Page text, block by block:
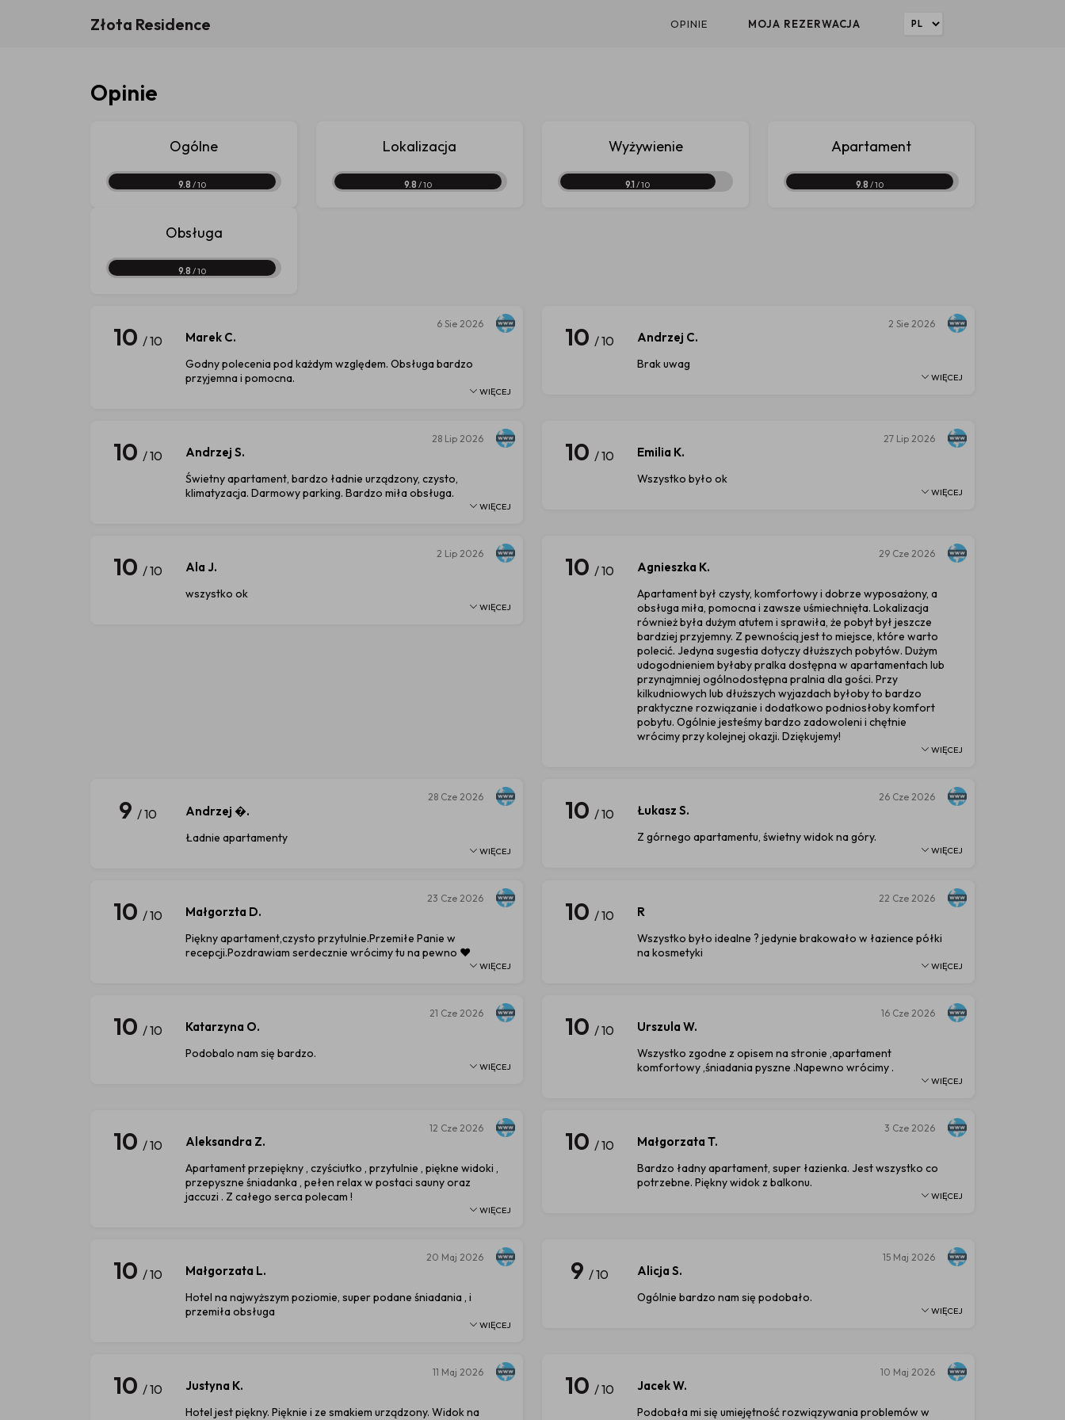
Złota Residence OPINIE MOJA REZERWACJA
Opinie
Ogólne
9.8 / 10
Lokalizacja
9.8 / 10
Wyżywienie
9.1/ 10
Apartament
9.8 / 10
Obsługa
9.8 / 10
10 / 10 Marek C.
Godny polecenia pod każdym względem. Obsługa bardzo
przyjemna i pomocna.
6 Sie 2026
WIĘCEJ
10 / 10 Andrzej C.
Brak uwag
2 Sie 2026
WIĘCEJ
10 / 10 Andrzej S.
Świetny apartament, bardzo ładnie urządzony, czysto,
klimatyzacja. Darmowy parking. Bardzo miła obsługa.
28 Lip 2026
WIĘCEJ
10 / 10 Emilia K.
Wszystko było ok
27 Lip 2026
WIĘCEJ
10 / 10 Ala J.
wszystko ok
2 Lip 2026
WIĘCEJ
10 / 10 Agnieszka K.
Apartament był czysty, komfortowy i dobrze wyposażony, a
obsługa miła, pomocna i zawsze uśmiechnięta. Lokalizacja
również była dużym atutem i sprawiła, że pobyt był jeszcze
bardziej przyjemny. Z pewnością jest to miejsce, które warto
polecić. Jedyna sugestia dotyczy dłuższych pobytów. Dużym
udogodnieniem byłaby pralka dostępna w apartamentach lub
przynajmniej ogólnodostępna pralnia dla gości. Przy
kilkudniowych lub dłuższych wyjazdach byłoby to bardzo
praktyczne rozwiązanie i dodatkowo podniosłoby komfort
pobytu. Ogólnie jesteśmy bardzo zadowoleni i chętnie
wrócimy przy kolejnej okazji. Dziękujemy!
29 Cze 2026
WIĘCEJ
9 / 10 Andrzej �.
Ładnie apartamenty
28 Cze 2026
WIĘCEJ
10 / 10 Łukasz S.
Z górnego apartamentu, świetny widok na góry.
26 Cze 2026
WIĘCEJ
10 / 10 Małgorzta D.
Piękny apartament,czysto przytulnie.Przemiłe Panie w
recepcji.Pozdrawiam serdecznie wrócimy tu na pewno ♥️
23 Cze 2026
WIĘCEJ
10 / 10 R
Wszystko było idealne ? jedynie brakowało w łazience półki
na kosmetyki
22 Cze 2026
WIĘCEJ
10 / 10 Katarzyna O.
Podobalo nam się bardzo.
21 Cze 2026
WIĘCEJ
10 / 10 Urszula W.
Wszystko zgodne z opisem na stronie ,apartament
komfortowy ,śniadania pyszne .Napewno wrócimy .
16 Cze 2026
WIĘCEJ
10 / 10 Aleksandra Z.
Apartament przepiękny , czyściutko , przytulnie , piękne widoki ,
przepyszne śniadanka , pełen relax w postaci sauny oraz
jaccuzi . Z całego serca polecam !
12 Cze 2026
WIĘCEJ
10 / 10 Małgorzata T.
Bardzo ładny apartament, super łazienka. Jest wszystko co
potrzebne. Piękny widok z balkonu.
3 Cze 2026
WIĘCEJ
10 / 10 Małgorzata L.
Hotel na najwyższym poziomie, super podane śniadania , i
przemiła obsługa
20 Maj 2026
WIĘCEJ
9 / 10 Alicja S.
Ogólnie bardzo nam się podobało.
15 Maj 2026
WIĘCEJ
10 / 10 Justyna K.
Hotel jest piękny. Pięknie i ze smakiem urządzony. Widok na
11 Maj 2026 10 / 10 Jacek W.
Podobała mi się umiejętność rozwiązywania problemów w
10 Maj 2026